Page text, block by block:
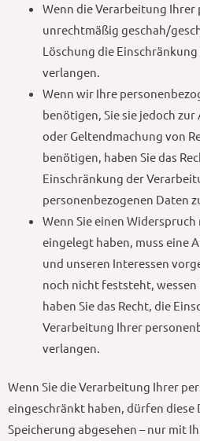
Wenn die Verarbeitung
unrechtmäßig geschah/
Löschung die
verlangen.
Wenn wir Ihre
benötigen, Sie sie jedoch
oder Geltendmachung von
benötigen, haben Sie das
Einschränkung der
personenbezogenen Daten
Wenn Sie einen Widerspruch
eingelegt haben, muss eine
und unseren Interessen
noch nicht feststeht,
haben Sie das Recht, die
Verarbeitung Ihrer
verlangen.
Wenn Sie die Verarbeitung Ihrer
eingeschränkt haben, dürfen diese
Speicherung abgesehen – nur mit